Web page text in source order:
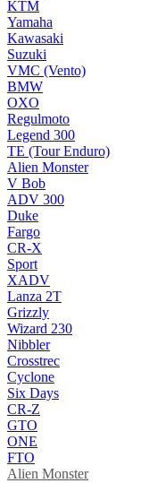
KTM
Yamaha
Kawasaki
Suzuki
VMC (Vento)
BMW
OXO
Regulmoto
Legend 300
TE (Tour Enduro)
Alien Monster
V Bob
ADV 300
Duke
Fargo
CR-X
Sport
XADV
Lanza 2T
Grizzly
Wizard 230
Nibbler
Crosstrec
Cyclone
Six Days
CR-Z
GTO
ONE
FTO
Alien Monster